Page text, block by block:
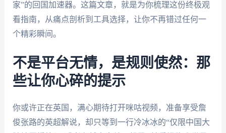
家”的回国加速器。这篇文章，就是为你梳理这份终极观
看指南，从痛点剖析到工具选择，让你不再错过任何一
个精彩瞬间。
不是平台无情，是规则使然：那
些让你心碎的提示
你或许正在英国，满心期待打开咪咕视频，准备享受詹
俊张路的英超解说，却只等到一行冷冰冰的“仅限中国大